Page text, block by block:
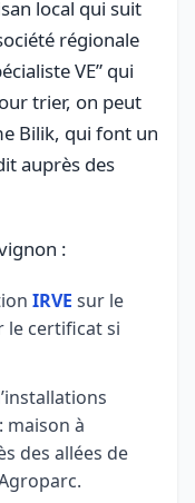
local qui suit
régionale
VE” qui
trier, on peut
Bilik, qui font un
auprès des
:
IRVE sur le
le certificat si
maison à
des allées de